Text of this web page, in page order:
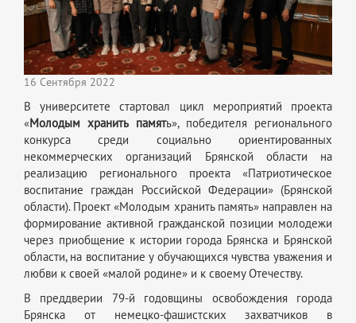
16 Сентября 2022
В университете стартовал цикл мероприятий проекта
«Молодым хранить память», победителя регионального
конкурса среди социально ориентированных
некоммерческих организаций Брянской области на
реализацию регионального проекта «Патриотическое
воспитание граждан Российской Федерации» (Брянской
области). Проект «Молодым хранить память» направлен на
формирование активной гражданской позиции молодежи
через приобщение к истории города Брянска и Брянской
области, на воспитание у обучающихся чувства уважения и
любви к своей «малой родине» и к своему Отечеству.
В преддверии 79-й годовщины освобождения города
Брянска от немецко-фашистских захватчиков в